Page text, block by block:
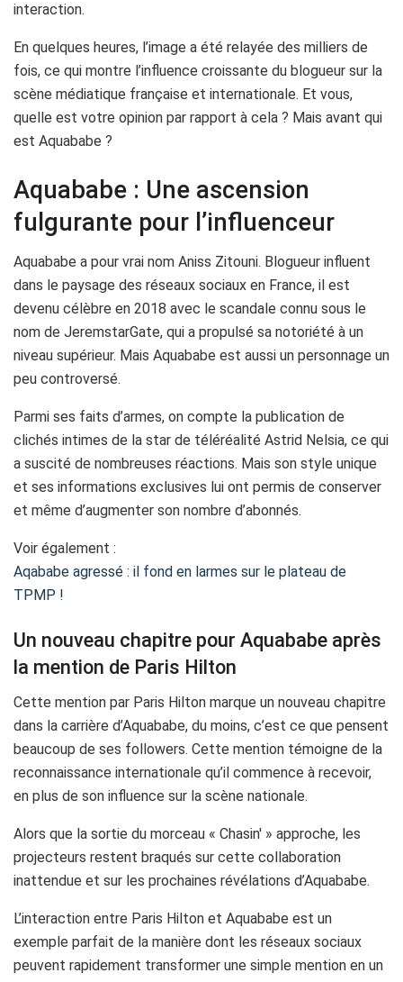
interaction.
En quelques heures, l’image a été relayée des milliers de
fois, ce qui montre l’influence croissante du blogueur sur la
scène médiatique française et internationale. Et vous,
quelle est votre opinion par rapport à cela ? Mais avant qui
est Aquababe ?
Aquababe : Une ascension
fulgurante pour l’influenceur
Aquababe a pour vrai nom Aniss Zitouni. Blogueur influent
dans le paysage des réseaux sociaux en France, il est
devenu célèbre en 2018 avec le scandale connu sous le
nom de JeremstarGate, qui a propulsé sa notoriété à un
niveau supérieur. Mais Aquababe est aussi un personnage un
peu controversé.
Parmi ses faits d’armes, on compte la publication de
clichés intimes de la star de téléréalité Astrid Nelsia, ce qui
a suscité de nombreuses réactions. Mais son style unique
et ses informations exclusives lui ont permis de conserver
et même d’augmenter son nombre d’abonnés.
Voir également :
Aqababe agressé : il fond en larmes sur le plateau de
TPMP !
Un nouveau chapitre pour Aquababe après
la mention de Paris Hilton
Cette mention par Paris Hilton marque un nouveau chapitre
dans la carrière d’Aquababe, du moins, c’est ce que pensent
beaucoup de ses followers. Cette mention témoigne de la
reconnaissance internationale qu’il commence à recevoir,
en plus de son influence sur la scène nationale.
Alors que la sortie du morceau « Chasin' » approche, les
projecteurs restent braqués sur cette collaboration
inattendue et sur les prochaines révélations d’Aquababe.
L’interaction entre Paris Hilton et Aquababe est un
exemple parfait de la manière dont les réseaux sociaux
peuvent rapidement transformer une simple mention en un